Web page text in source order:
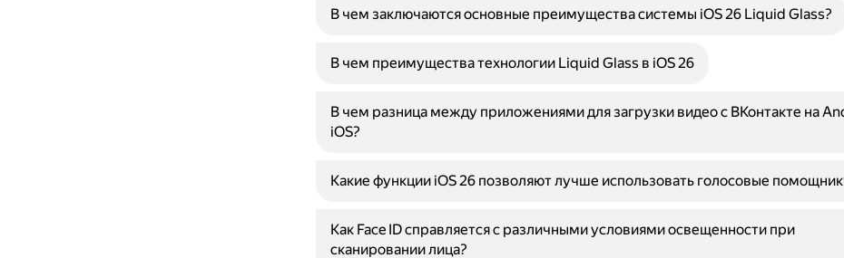
В чем заключаются основные преимущества системы iOS 26 Liquid Glass?
В чем преимущества технологии Liquid Glass в iOS 26
В чем разница между приложениями для загрузки видео с ВКонтакте на
iOS?
Какие функции iOS 26 позволяют лучше использовать голосовые
Как Face ID справляется с различными условиями освещенности при
сканировании лица?